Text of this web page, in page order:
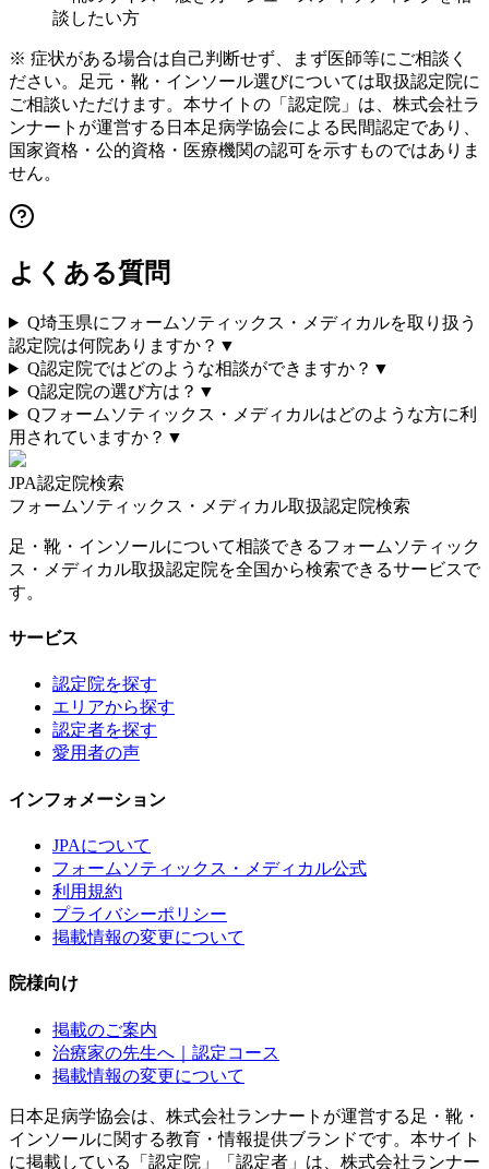
談したい方
※ 症状がある場合は自己判断せず、まず医師等にご相談く
ださい。足元・靴・インソール選びについては取扱認定院に
ご相談いただけます。本サイトの「認定院」は、株式会社ラ
ンナートが運営する日本足病学協会による民間認定であり、
国家資格・公的資格・医療機関の認可を示すものではありま
せん。
よくある質問
Q埼玉県にフォームソティックス・メディカルを取り扱う
認定院は何院ありますか？ ▼
Q認定院ではどのような相談ができますか？ ▼
Q認定院の選び方は？ ▼
Qフォームソティックス・メディカルはどのような方に利
用されていますか？ ▼
JPA認定院検索
フォームソティックス・メディカル取扱認定院検索
足・靴・インソールについて相談できるフォームソティック
ス・メディカル取扱認定院を全国から検索できるサービスで
す。
サービス
認定院を探す
エリアから探す
認定者を探す
愛用者の声
インフォメーション
JPAについて
フォームソティックス・メディカル公式
利用規約
プライバシーポリシー
掲載情報の変更について
院様向け
掲載のご案内
治療家の先生へ｜認定コース
掲載情報の変更について
日本足病学協会は、株式会社ランナートが運営する足・靴・
インソールに関する教育・情報提供ブランドです。本サイト
に掲載している「認定院」「認定者」は、株式会社ランナー